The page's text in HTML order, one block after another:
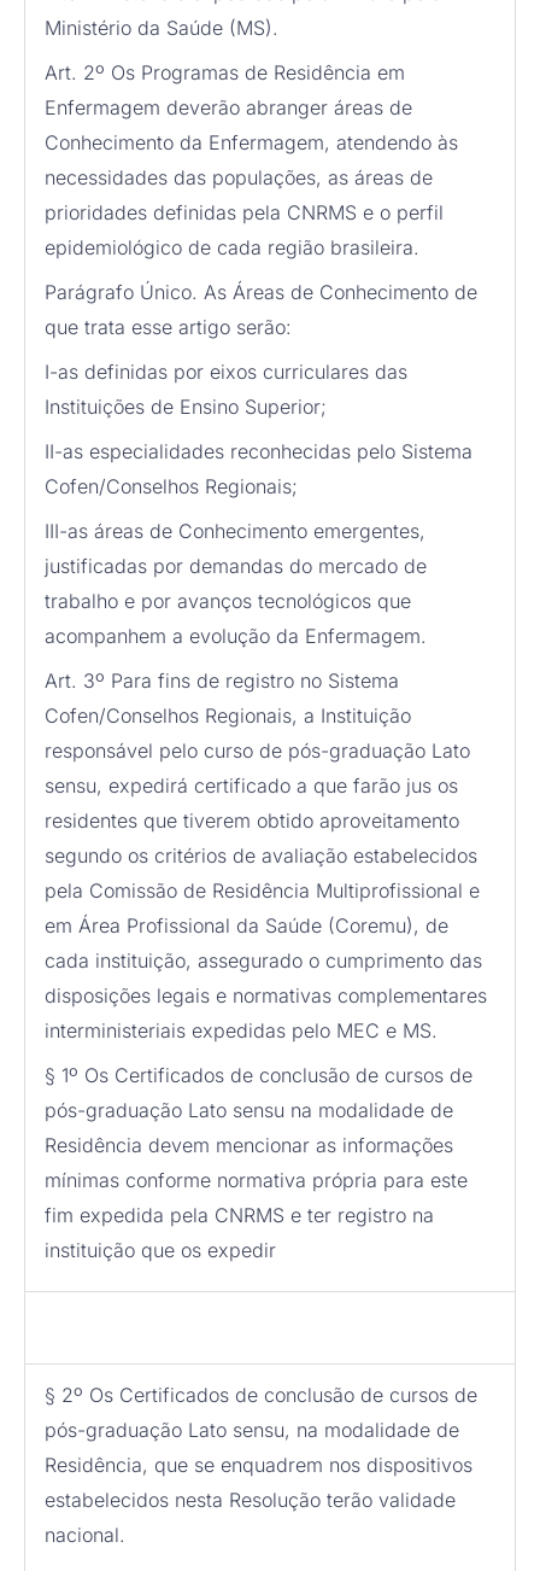
Ministério da Saúde (MS).
Art. 2º Os Programas de Residência em
Enfermagem deverão abranger áreas de
Conhecimento da Enfermagem, atendendo às
necessidades das populações, as áreas de
prioridades definidas pela CNRMS e o perfil
epidemiológico de cada região brasileira.
Parágrafo Único. As Áreas de Conhecimento de
que trata esse artigo serão:
I-as definidas por eixos curriculares das
Instituições de Ensino Superior;
II-as especialidades reconhecidas pelo Sistema
Cofen/Conselhos Regionais;
III-as áreas de Conhecimento emergentes,
justificadas por demandas do mercado de
trabalho e por avanços tecnológicos que
acompanhem a evolução da Enfermagem.
Art. 3º Para fins de registro no Sistema
Cofen/Conselhos Regionais, a Instituição
responsável pelo curso de pós-graduação Lato
sensu, expedirá certificado a que farão jus os
residentes que tiverem obtido aproveitamento
segundo os critérios de avaliação estabelecidos
pela Comissão de Residência Multiprofissional e
em Área Profissional da Saúde (Coremu), de
cada instituição, assegurado o cumprimento das
disposições legais e normativas complementares
interministeriais expedidas pelo MEC e MS.
§ 1º Os Certificados de conclusão de cursos de
pós-graduação Lato sensu na modalidade de
Residência devem mencionar as informações
mínimas conforme normativa própria para este
fim expedida pela CNRMS e ter registro na
instituição que os expedir
§ 2º Os Certificados de conclusão de cursos de
pós-graduação Lato sensu, na modalidade de
Residência, que se enquadrem nos dispositivos
estabelecidos nesta Resolução terão validade
nacional.